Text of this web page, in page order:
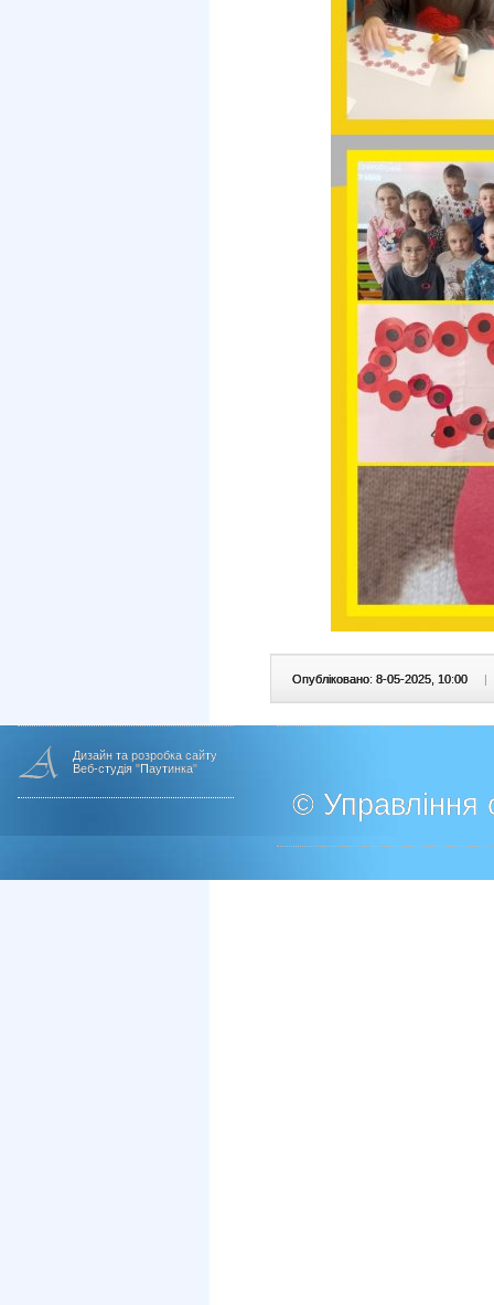
Опубліковано: 8-05-2025, 10:00 |
Дизайн та розробка сайту
Веб-студія "Паутинка"
© Управління